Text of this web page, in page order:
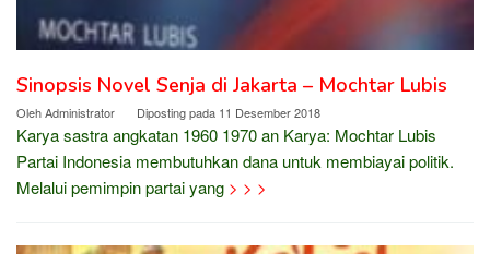
Sinopsis Novel Senja di Jakarta – Mochtar Lubis
OlehAdministrator Diposting pada 11 Desember 2018
Karya sastra angkatan 1960 1970 an Karya: Mochtar Lubis
Partai Indonesia membutuhkan dana untuk membiayai politik.
Melalui pemimpin partai yang > > >